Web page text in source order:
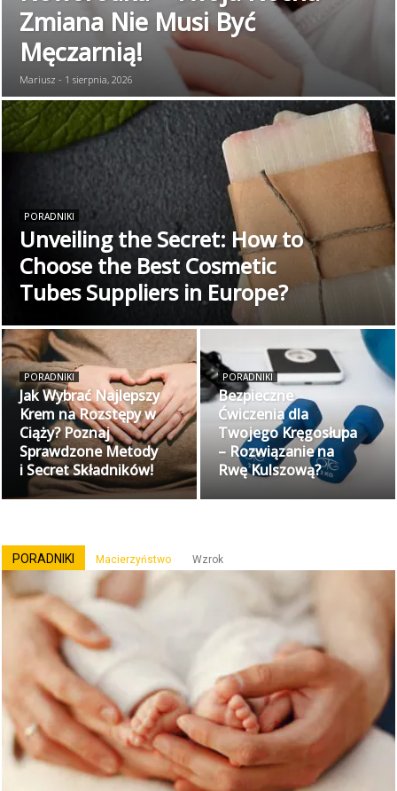
Zmiana Nie Musi Być
Męczarnią!
Mariusz - 1 sierpnia, 2026
PORADNIKI
Unveiling the Secret: How to
Choose the Best Cosmetic
Tubes Suppliers in Europe?
PORADNIKI
Jak Wybrać Najlepszy
Krem na Rozstępy w
Ciąży? Poznaj
Sprawdzone Metody
i Secret Składników!
PORADNIKI
Bezpieczne
Ćwiczenia dla
Twojego Kręgosłupa
– Rozwiązanie na
Rwę Kulszową?
PORADNIKI Macierzyństwo Wzrok